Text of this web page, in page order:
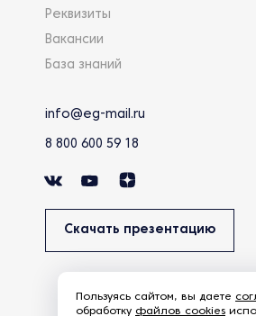
Реквизиты
Вакансии
База знаний
info@eg-mail.ru
8 800 600 59 18
Скачать презентацию
Пользуясь сайтом, вы даете
обработку файлов cookies